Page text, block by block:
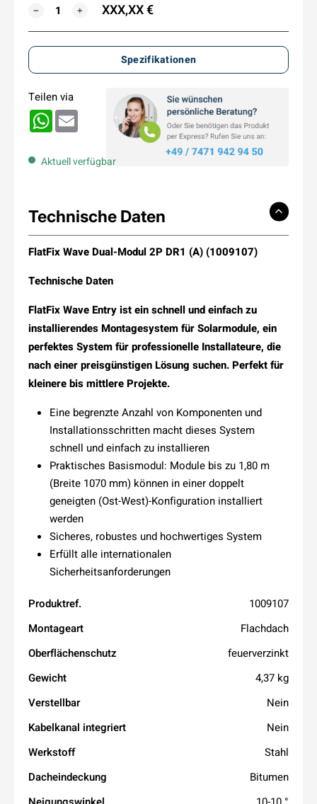
MENGE
− + XXX,XX €
Spezifikationen
Teilen via
WhatsApp
Aktuell verfügbar
Technische Daten
FlatFix Wave Dual-Modul 2P DR1 (A) (1009107)
Technische Daten
FlatFix Wave Entry ist ein schnell und einfach zu
installierendes Montagesystem für Solarmodule, ein
perfektes System für professionelle Installateure, die
nach einer preisgünstigen Lösung suchen. Perfekt für
kleinere bis mittlere Projekte.
Eine begrenzte Anzahl von Komponenten und
Installationsschritten macht dieses System
schnell und einfach zu installieren
Praktisches Basismodul: Module bis zu 1,80 m
(Breite 1070 mm) können in einer doppelt
geneigten (Ost-West)-Konfiguration installiert
werden
Sicheres, robustes und hochwertiges System
Erfüllt alle internationalen
Sicherheitsanforderungen
Produktref.
1009107
Montageart
Flachdach
Oberflächenschutz
feuerverzinkt
Gewicht
4,37 kg
Verstellbar
Nein
Kabelkanal integriert
Nein
Werkstoff
Stahl
Dacheindeckung
Bitumen